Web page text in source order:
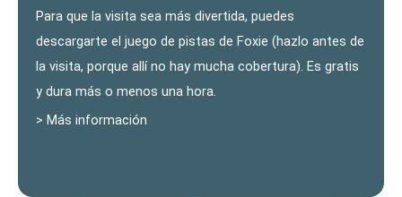
Para que la visita sea más divertida, puedes
descargarte el juego de pistas de Foxie (hazlo antes de
la visita, porque allí no hay mucha cobertura). Es gratis
y dura más o menos una hora.
> Más información